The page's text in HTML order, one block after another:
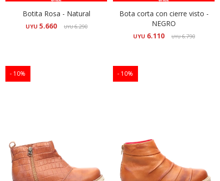
Botita Rosa - Natural
UYU 5.660 UYU6.290
Bota corta con cierre visto -
NEGRO
UYU 6.110 UYU6.790
10 10